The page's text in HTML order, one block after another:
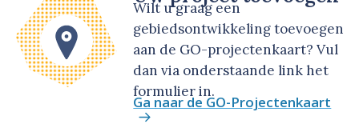
Wilt u graag een
gebiedsontwikkeling toevoegen
aan de GO-projectenkaart? Vul
dan via onderstaande link het
formulier in.
Ga naar de GO-Projectenkaart